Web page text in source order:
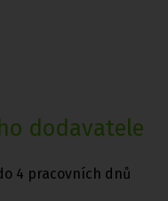
dodavatele
4 pracovních dnů